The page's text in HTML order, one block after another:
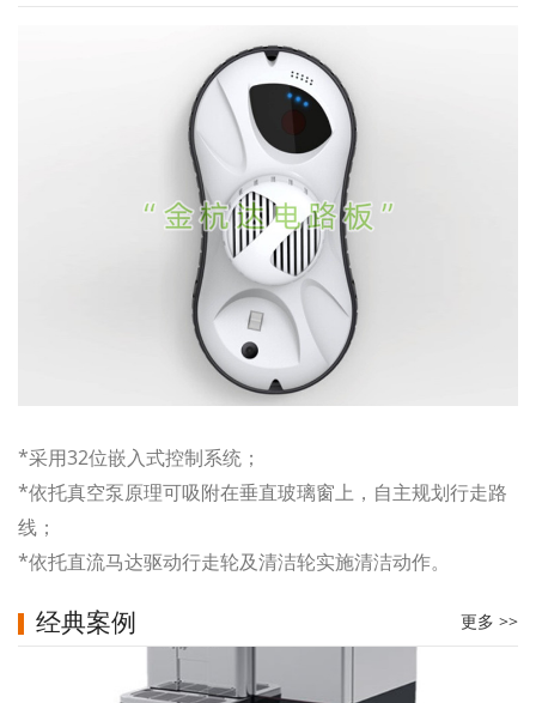
*采用32位嵌入式控制系统；
*依托真空泵原理可吸附在垂直玻璃窗上，自主规划行走路
线；
*依托直流马达驱动行走轮及清洁轮实施清洁动作。
经典案例 更多 >>